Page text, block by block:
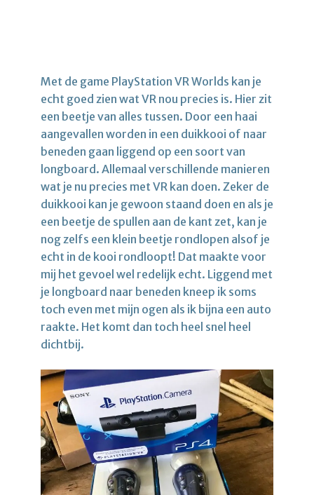
Met de game PlayStation VR Worlds kan je
echt goed zien wat VR nou precies is. Hier zit
een beetje van alles tussen. Door een haai
aangevallen worden in een duikkooi of naar
beneden gaan liggend op een soort van
longboard. Allemaal verschillende manieren
wat je nu precies met VR kan doen. Zeker de
duikkooi kan je gewoon staand doen en als je
een beetje de spullen aan de kant zet, kan je
nog zelfs een klein beetje rondlopen alsof je
echt in de kooi rondloopt! Dat maakte voor
mij het gevoel wel redelijk echt. Liggend met
je longboard naar beneden kneep ik soms
toch even met mijn ogen als ik bijna een auto
raakte. Het komt dan toch heel snel heel
dichtbij.